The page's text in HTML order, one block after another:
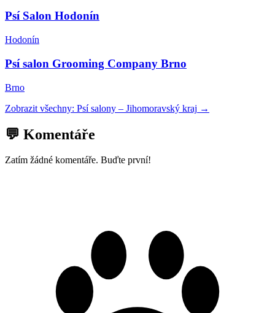
Psí Salon Hodonín
Hodonín
Psí salon Grooming Company Brno
Brno
Zobrazit všechny: Psí salony – Jihomoravský kraj →
💬 Komentáře
Zatím žádné komentáře. Buďte první!